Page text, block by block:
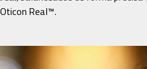
Oticon Real™.